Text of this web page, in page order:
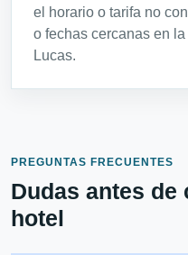
el horario o tarifa no
o fechas cercanas en
Lucas.
PREGUNTAS FRECUENTES
Dudas antes de
hotel